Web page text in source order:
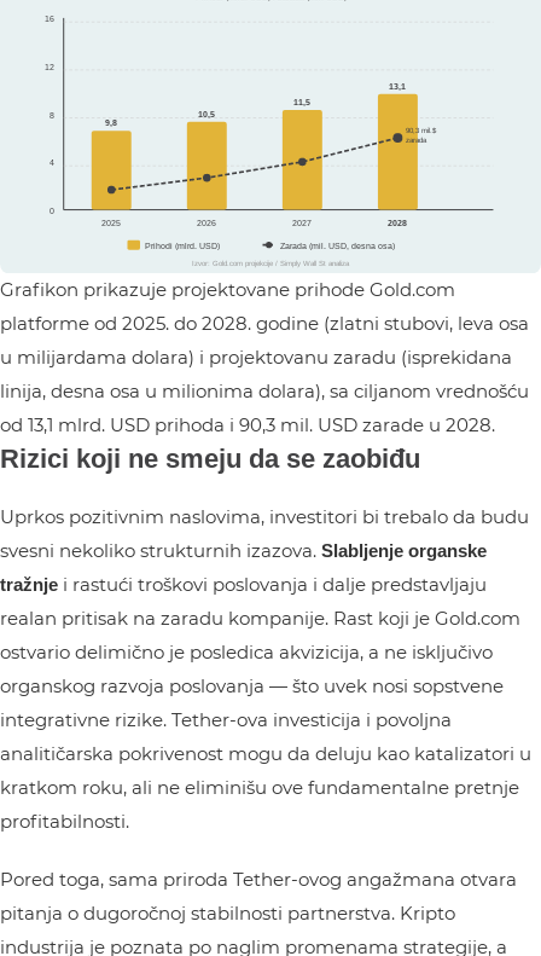
Grafikon prikazuje projektovane prihode Gold.com
platforme od 2025. do 2028. godine (zlatni stubovi, leva osa
u milijardama dolara) i projektovanu zaradu (isprekidana
linija, desna osa u milionima dolara), sa ciljanom vrednošću
od 13,1 mlrd. USD prihoda i 90,3 mil. USD zarade u 2028.
Rizici koji ne smeju da se zaobiđu
Uprkos pozitivnim naslovima, investitori bi trebalo da budu
svesni nekoliko strukturnih izazova. Slabljenje organske
tražnje i rastući troškovi poslovanja i dalje predstavljaju
realan pritisak na zaradu kompanije. Rast koji je Gold.com
ostvario delimično je posledica akvizicija, a ne isključivo
organskog razvoja poslovanja — što uvek nosi sopstvene
integrativne rizike. Tether-ova investicija i povoljna
analitičarska pokrivenost mogu da deluju kao katalizatori u
kratkom roku, ali ne eliminišu ove fundamentalne pretnje
profitabilnosti.
Pored toga, sama priroda Tether-ovog angažmana otvara
pitanja o dugoročnoj stabilnosti partnerstva. Kripto
industrija je poznata po naglim promenama strategije, a